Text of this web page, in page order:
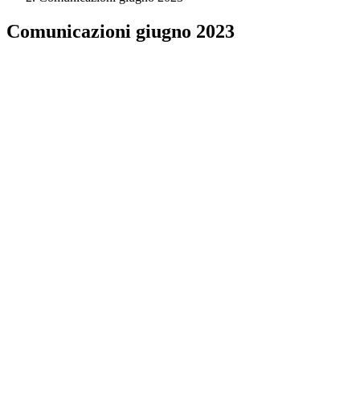
Comunicazioni giugno 2023